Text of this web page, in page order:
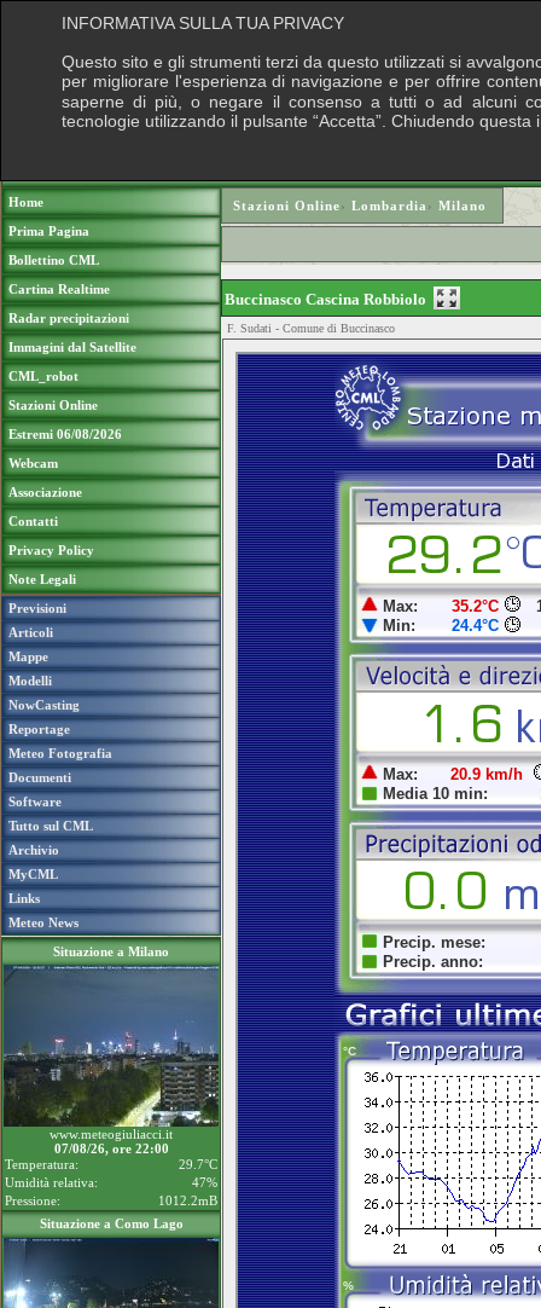
Home
Prima Pagina
Bollettino CML
Cartina Realtime
Radar precipitazioni
Immagini dal Satellite
CML_robot
Stazioni Online
Estremi 06/08/2026
Webcam
Associazione
Contatti
Privacy Policy
Note Legali
Previsioni
Articoli
Mappe
Modelli
NowCasting
Reportage
Meteo Fotografia
Documenti
Software
Tutto sul CML
Archivio
MyCML
Links
Meteo News
Situazione a Milano
www.meteogiuliacci.it
07/08/26, ore 22:00
Temperatura:
29.7°C
Umidità relativa:
47%
Pressione:
1012.2mB
Situazione a Como Lago
Stazioni Online› Lombardia › Milano
Buccinasco Cascina Robbiolo
F. Sudati - Comune di Buccinasco
INFORMATIVA SULLA TUA PRIVACY
Questo sito e gli strumenti terzi da questo utilizzati si
per migliorare l'esperienza di navigazione e per offrire
saperne di più, o negare il consenso a tutti o ad alcuni
tecnologie utilizzando il pulsante “Accetta”. Chiudendo